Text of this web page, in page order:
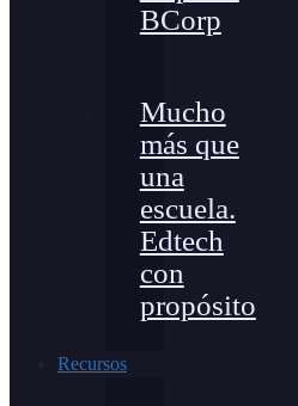
BCorp
Mucho
más que
una
escuela.
Edtech
con
propósito
Recursos